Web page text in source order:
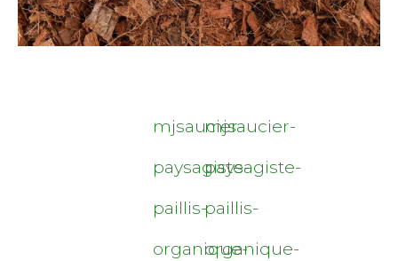
mjsaucier-
paysagiste-
paillis-
organique-
mjsaucier-
paysagiste-
paillis-
organique-